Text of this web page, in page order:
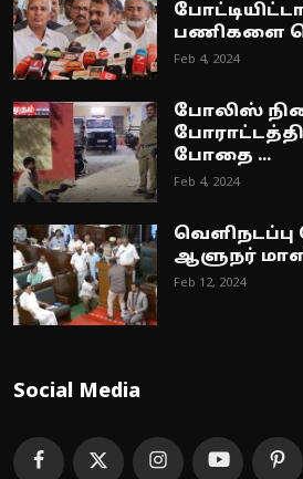
பணிகளை
Feb 4, 2024
போலிஸ்
போதை ...
Feb 4, 2024
ஆளுநர்
Feb 12, 2024
Social Media